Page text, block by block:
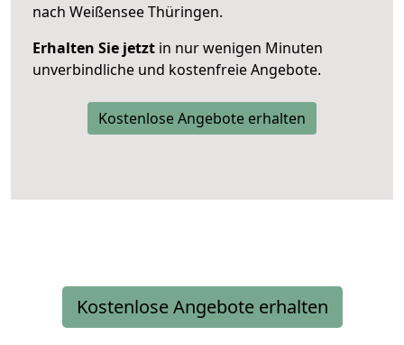
nach Weißensee Thüringen.
Erhalten Sie jetzt in nur wenigen Minuten
unverbindliche und kostenfreie Angebote.
Kostenlose Angebote erhalten
Kostenlose Angebote erhalten